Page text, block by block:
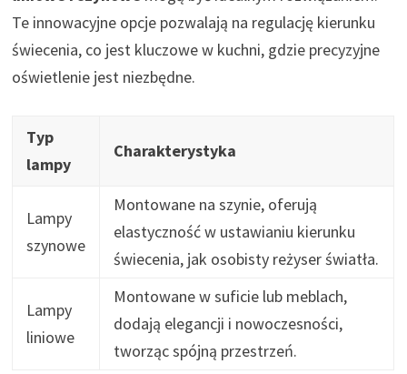
Te innowacyjne opcje pozwalają na regulację kierunku
świecenia, co jest kluczowe w kuchni, gdzie precyzyjne
oświetlenie jest niezbędne.
Typ
lampy
Charakterystyka
Lampy
szynowe
Montowane na szynie, oferują
elastyczność w ustawianiu kierunku
świecenia, jak osobisty reżyser światła.
Lampy
liniowe
Montowane w suficie lub meblach,
dodają elegancji i nowoczesności,
tworząc spójną przestrzeń.